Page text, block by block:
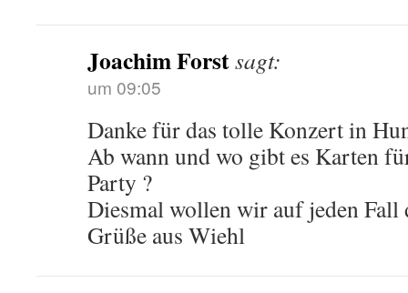
Joachim Forstsagt:
um 09:05
Danke für das tolle Konzert in
Ab wann und wo gibt es Karten
Party ?
Diesmal wollen wir auf jeden Fall
Grüße aus Wiehl